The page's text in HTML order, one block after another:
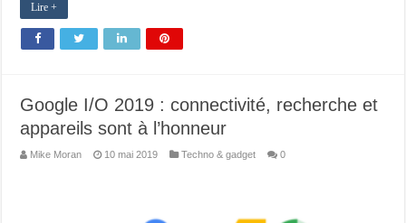
Lire +
Google I/O 2019 : connectivité, recherche et
appareils sont à l’honneur
Mike Moran 10 mai 2019 Techno & gadget 0